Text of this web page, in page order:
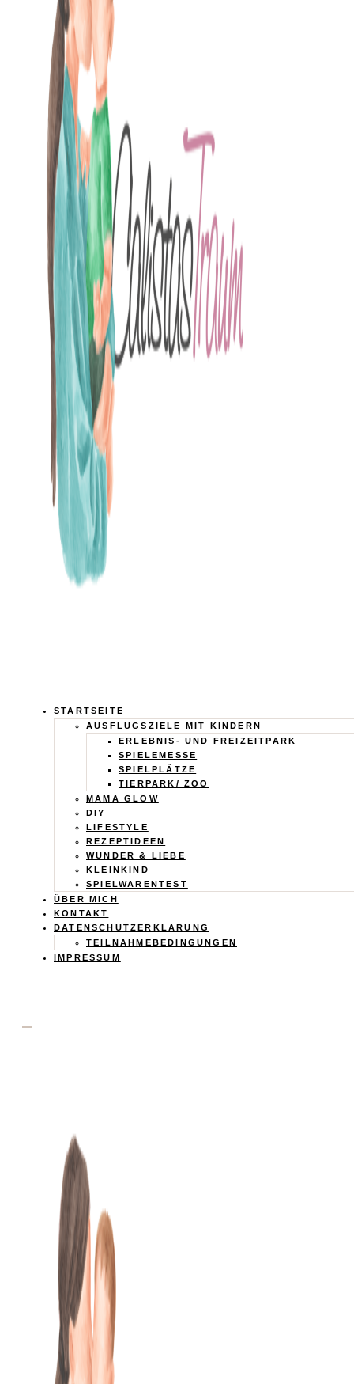
Calistas
Traum
STARTSEITE
AUSFLUGSZIELE MIT KINDERN
ERLEBNIS- UND FREIZEITPARK
SPIELEMESSE
SPIELPLÄTZE
TIERPARK/ ZOO
MAMA GLOW
DIY
LIFESTYLE
REZEPTIDEEN
WUNDER & LIEBE
KLEINKIND
SPIELWARENTEST
ÜBER MICH
KONTAKT
DATENSCHUTZERKLÄRUNG
TEILNAHMEBEDINGUNGEN
IMPRESSUM